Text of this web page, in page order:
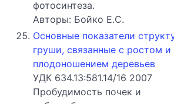
фотосинтеза.
Авторы: Бойко Е.С.
Основные показатели
груши, связанные с ростом и
плодоношением деревьев
УДК 634.13:581.14/16 2007
Пробудимость почек и